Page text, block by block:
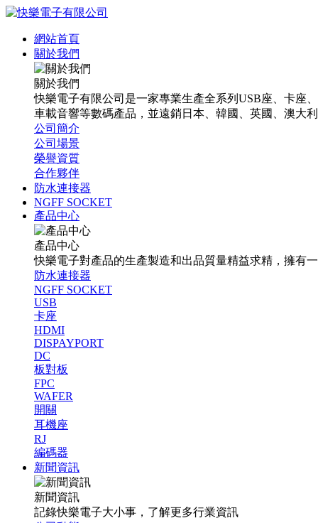
網站首頁
關於我們
關於我們
快樂電子有限公司是一家專業生產全系列USB座、卡座
車載音響等數碼產品，並遠銷日本、韓國、英國、澳大
公司簡介
公司場景
榮譽資質
合作夥伴
防水連接器
NGFF SOCKET
產品中心
產品中心
快樂電子對產品的生產製造和出品質量精益求精，擁有
防水連接器
NGFF SOCKET
USB
卡座
HDMI
DISPAYPORT
DC
板對板
FPC
WAFER
開關
耳機座
RJ
編碼器
新聞資訊
新聞資訊
記錄快樂電子大小事，了解更多行業資訊